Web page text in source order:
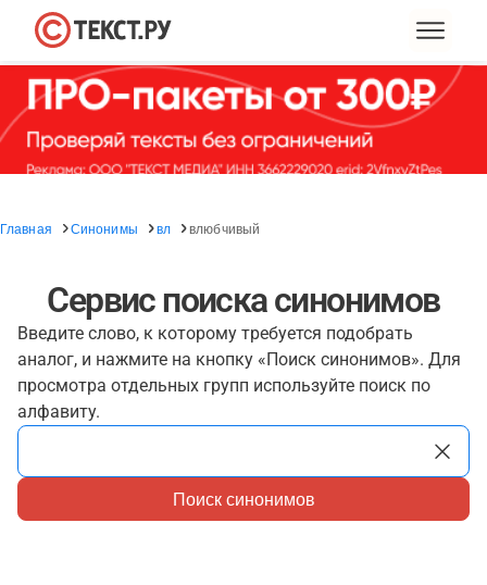
Главная Синонимы вл влюбчивый
Сервис поиска синонимов
Введите слово, к которому требуется подобрать
аналог, и нажмите на кнопку «Поиск синонимов». Для
просмотра отдельных групп используйте поиск по
алфавиту.
Поиск синонимов